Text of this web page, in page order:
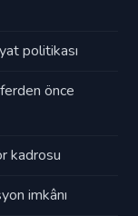
politikası
önce
kadrosu
imkânı